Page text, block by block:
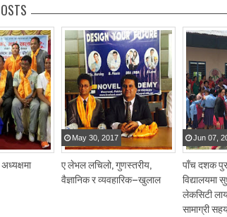
ए लेभल लचिलो, गुणस्तरीय,
वैज्ञानिक र व्यवहारिक–खुलाल
May 30 2017
पाँच दशक
विद्यालयमा
लेकसिटी
सामाग्री
Jun 07